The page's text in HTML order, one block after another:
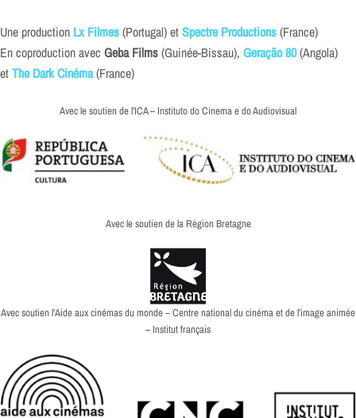
Une production Lx Filmes(Portugal) etSpectre Productions(France)
En coproduction avec Geba Films(Guinée-Bissau), Geração 80(Angola)
etThe Dark Cinéma(France)
Avec le soutien de l’ICA – Instituto do Cinema e do Audiovisual
Avec le soutien de la Région Bretagne
Avec soutien l’Aide aux cinémas du monde – Centre national du cinéma et de l’image animée
– Institut français